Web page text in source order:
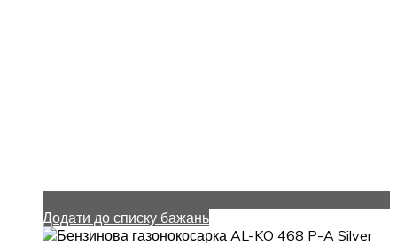
Додати до списку бажань